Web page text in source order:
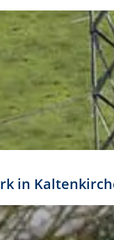
(7 %)
jedoch auch
der
in